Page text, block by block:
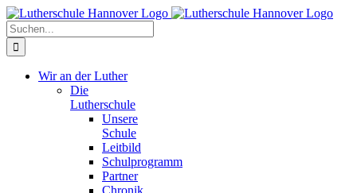
Zum
Inhalt
springen
Facebook
X
Instagram
Pinterest
Suche
nach:
Wir an der Luther
Die
Lutherschule
Unsere
Schule
Leitbild
Schulprogramm
Partner
Chronik